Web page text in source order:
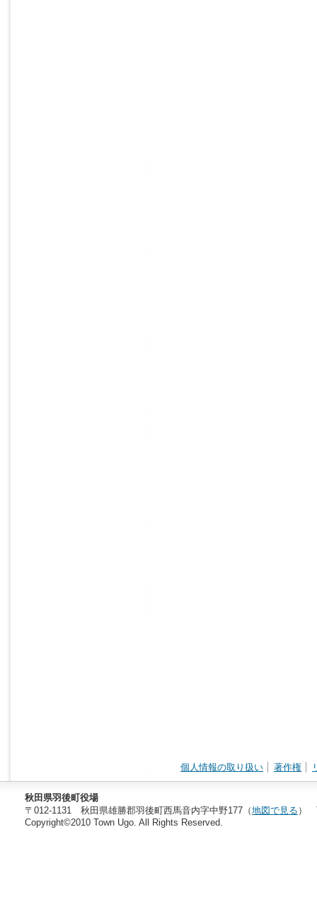
個人情報の取り扱い 著作権
秋田県羽後町役場
〒012-1131 秋田県雄勝郡羽後町西馬音内字中野177（地図で見る ）
Copyright©2010 Town Ugo. All Rights Reserved.